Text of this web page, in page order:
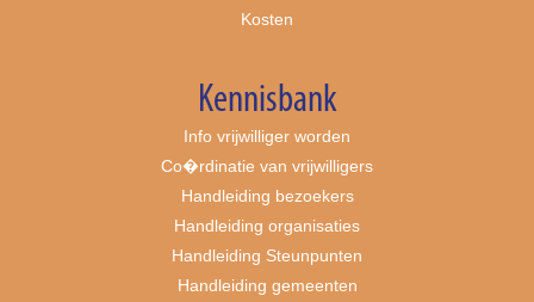
Kosten
Kennisbank
Info vrijwilliger worden
Co�rdinatie van vrijwilligers
Handleiding bezoekers
Handleiding organisaties
Handleiding Steunpunten
Handleiding gemeenten